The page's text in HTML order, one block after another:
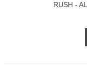
RUSH -